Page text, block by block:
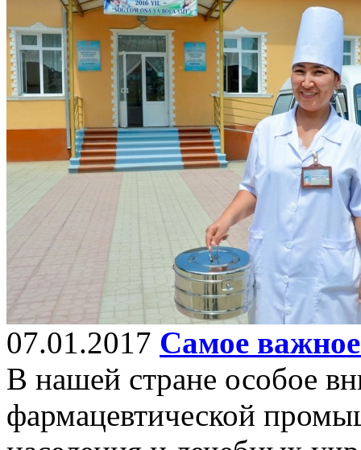
07.01.2017 Самое важное
В нашей стране особое
фармацевтической